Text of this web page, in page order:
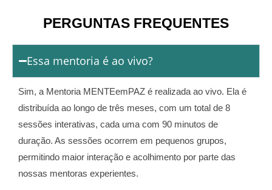
PERGUNTAS FREQUENTES
Essa mentoria é ao vivo?
Sim, a Mentoria MENTEemPAZ é realizada ao vivo. Ela é
distribuída ao longo de três meses, com um total de 8
sessões interativas, cada uma com 90 minutos de
duração. As sessões ocorrem em pequenos grupos,
permitindo maior interação e acolhimento por parte das
nossas mentoras experientes.